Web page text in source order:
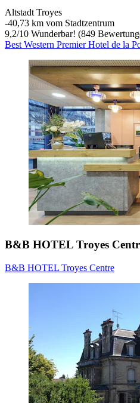
Altstadt Troyes
‐40,73 km vom Stadtzentrum
9,2/10 Wunderbar! (849
Best Western Premier Hotel de la
B&B HOTEL Troyes
B&B HOTEL Troyes Centre